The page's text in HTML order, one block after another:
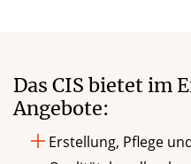
Das CIS bietet im
Angebote:
Erstellung, Pflege